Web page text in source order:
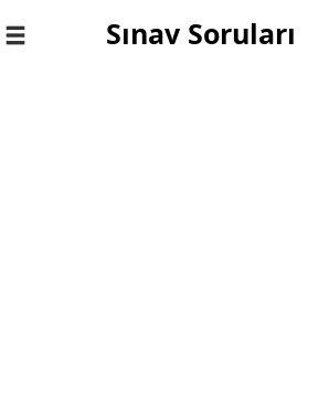
Toggle
Sınav Soruları